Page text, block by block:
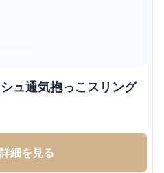
ュ通気抱っこスリング
細を見る